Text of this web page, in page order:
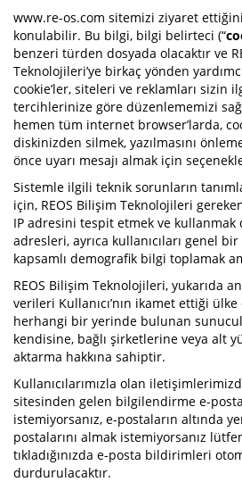
www.re-os.com sitemizi ziyaret
konulabilir. Bu bilgi, bilgi belirteci (“
benzeri türden dosyada olacaktır ve
Teknolojileri’ye birkaç yönden
cookie’ler, siteleri ve reklamları sizin
tercihlerinize göre düzenlememizi
hemen tüm internet browser’larda,
diskinizden silmek, yazılmasını
önce uyarı mesajı almak için
Sistemle ilgili teknik sorunların
için, REOS Bilişim Teknolojileri
IP adresini tespit etmek ve
adresleri, ayrıca kullanıcıları genel
kapsamlı demografik bilgi toplamak
REOS Bilişim Teknolojileri, yukarıda
verileri Kullanıcı’nın ikamet ettiği ülke
herhangi bir yerinde bulunan
kendisine, bağlı şirketlerine veya alt
aktarma hakkına sahiptir.
Kullanıcılarımızla olan
sitesinden gelen bilgilendirme e-
istemiyorsanız, e-postaların altında
postalarını almak istemiyorsanız
tıkladığınızda e-posta bildirimleri
durdurulacaktır.